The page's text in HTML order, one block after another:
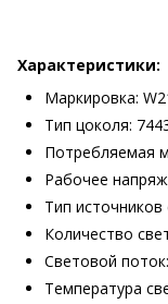
Характеристики:
Маркировка:
Тип цоколя:
Потребляемая
Рабочее
Тип источников
Количество
Световой
Температура